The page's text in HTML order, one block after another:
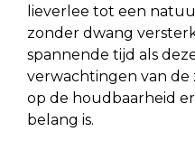
lieverlee tot een
zonder dwang
spannende tijd als
verwachtingen van
op de houdbaarheid
belang is.